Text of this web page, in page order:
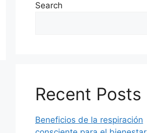
Search
Recent Posts
Beneficios de la respiración